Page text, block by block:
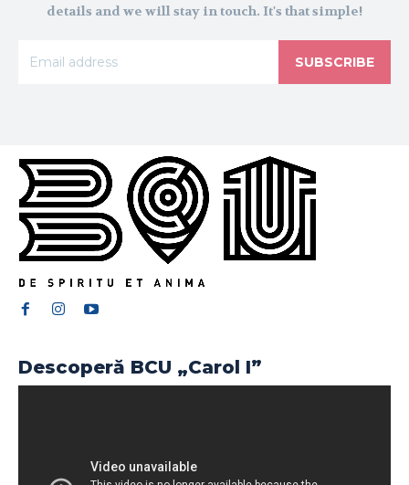
details and we will stay in touch. It's that simple!
SUBSCRIBE
Descoperă BCU „Carol I”